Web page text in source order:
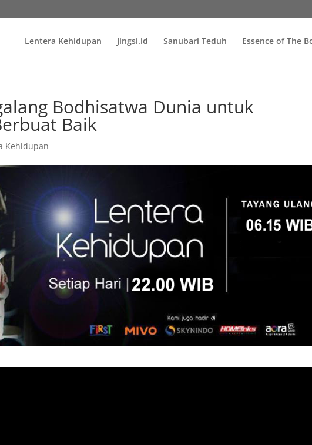
Lentera Kehidupan Jingsi.id Sanubari Teduh Essence of The
Bodhisatwa Dunia untuk
Baik
Kehidupan